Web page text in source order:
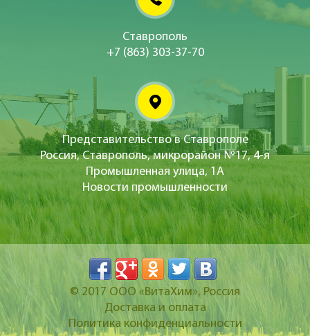
Ставрополь
+7 (863) 303-37-70
Представительство в Ставрополе
Россия, Ставрополь, микрорайон №17, 4-я
Промышленная улица, 1А
Новости промышленности
© 2017 ООО «ВитаХим», Россия
Доставка и оплата
Политика конфиденциальности